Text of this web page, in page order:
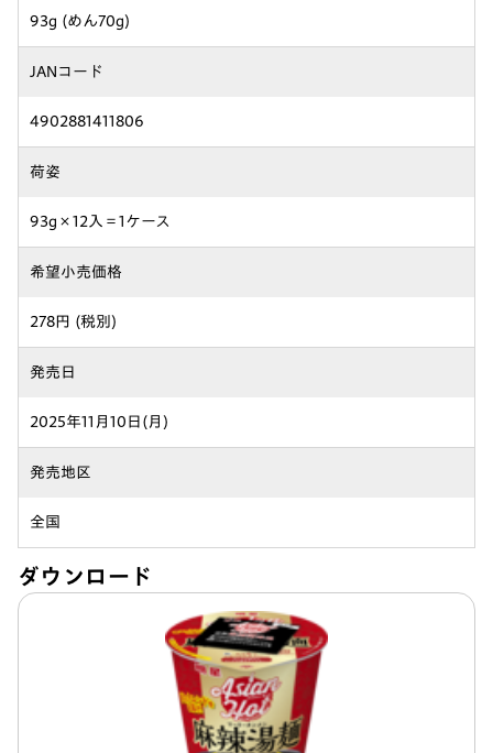
93g (めん70g)
JANコード
4902881411806
荷姿
93g×12入＝1ケース
希望小売価格
278円 (税別)
発売日
2025年11月10日(月)
発売地区
全国
ダウンロード